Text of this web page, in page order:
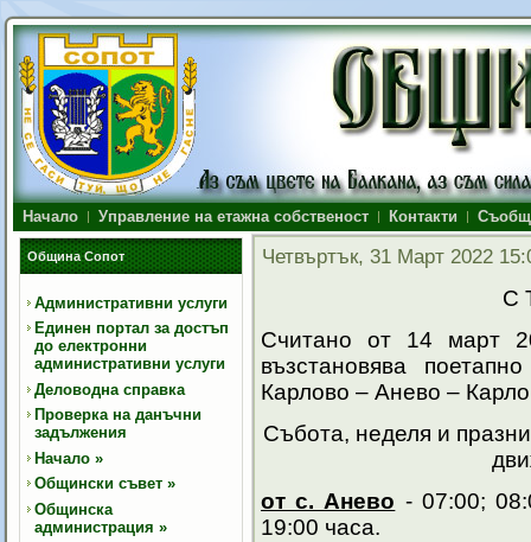
Начало Управление на етажна собственост Контакти
Община Сопот
Административни услуги
Единен портал за достъп
до електронни
административни услуги
Деловодна справка
Проверка на данъчни
задължения
Начало »
Общински съвет »
Общинска
администрация »
Четвъртък, 31 Март 2022
С
Считано от 14 март
възстановява
Карлово – Анево –
Събота, неделя и
от с. Анево - 07:00;
19:00 часа.